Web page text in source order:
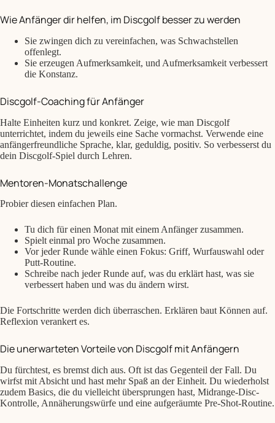
Wie Anfänger dir helfen, im Discgolf besser zu werden
Sie zwingen dich zu vereinfachen, was Schwachstellen
offenlegt.
Sie erzeugen Aufmerksamkeit, und Aufmerksamkeit verbessert
die Konstanz.
Discgolf-Coaching für Anfänger
Halte Einheiten kurz und konkret. Zeige, wie man Discgolf
unterrichtet, indem du jeweils eine Sache vormachst. Verwende eine
anfängerfreundliche Sprache, klar, geduldig, positiv. So verbesserst du
dein Discgolf-Spiel durch Lehren.
Mentoren-Monatschallenge
Probier diesen einfachen Plan.
Tu dich für einen Monat mit einem Anfänger zusammen.
Spielt einmal pro Woche zusammen.
Vor jeder Runde wähle einen Fokus: Griff, Wurfauswahl oder
Putt-Routine.
Schreibe nach jeder Runde auf, was du erklärt hast, was sie
verbessert haben und was du ändern wirst.
Die Fortschritte werden dich überraschen. Erklären baut Können auf.
Reflexion verankert es.
Die unerwarteten Vorteile von Discgolf mit Anfängern
Du fürchtest, es bremst dich aus. Oft ist das Gegenteil der Fall. Du
wirfst mit Absicht und hast mehr Spaß an der Einheit. Du wiederholst
zudem Basics, die du vielleicht übersprungen hast, Midrange-Disc-
Kontrolle, Annäherungswürfe und eine aufgeräumte Pre-Shot-Routine.